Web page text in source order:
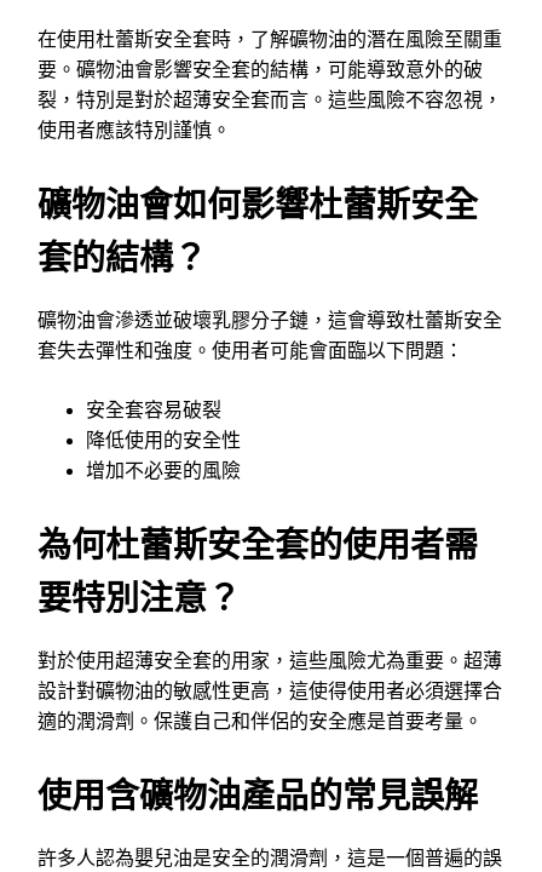
在使用杜蕾斯安全套時，了解礦物油的潛在風險至關重
要。礦物油會影響安全套的結構，可能導致意外的破
裂，特別是對於超薄安全套而言。這些風險不容忽視，
使用者應該特別謹慎。
礦物油會如何影響杜蕾斯安全
套的結構？
礦物油會滲透並破壞乳膠分子鏈，這會導致杜蕾斯安全
套失去彈性和強度。使用者可能會面臨以下問題：
安全套容易破裂
降低使用的安全性
增加不必要的風險
為何杜蕾斯安全套的使用者需
要特別注意？
對於使用超薄安全套的用家，這些風險尤為重要。超薄
設計對礦物油的敏感性更高，這使得使用者必須選擇合
適的潤滑劑。保護自己和伴侶的安全應是首要考量。
使用含礦物油產品的常見誤解
許多人認為嬰兒油是安全的潤滑劑，這是一個普遍的誤